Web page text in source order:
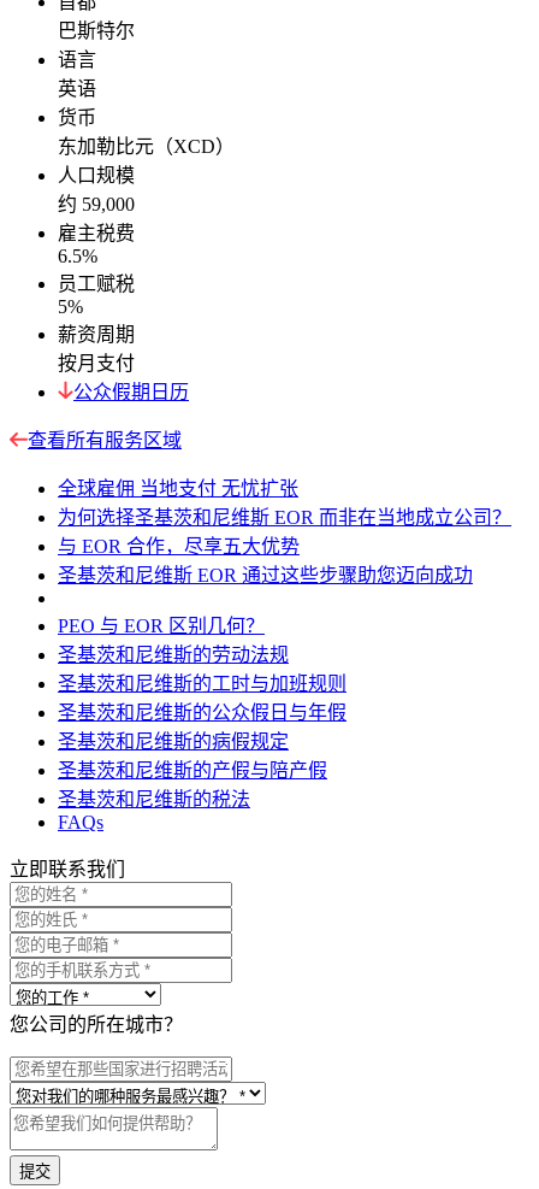
巴斯特尔
语言
英语
货币
东加勒比元（XCD）
人口规模
约 59,000
雇主税费
6.5%
员工赋税
5%
薪资周期
按月支付
公众假期日历
查看所有服务区域
全球雇佣 当地支付 无忧扩张
为何选择圣基茨和尼维斯 EOR 而非在当地成立公司？
与 EOR 合作，尽享五大优势
圣基茨和尼维斯 EOR 通过这些步骤助您迈向成功
PEO 与 EOR 区别几何？
圣基茨和尼维斯的劳动法规
圣基茨和尼维斯的工时与加班规则
圣基茨和尼维斯的公众假日与年假
圣基茨和尼维斯的病假规定
圣基茨和尼维斯的产假与陪产假
圣基茨和尼维斯的税法
FAQs
立即联系我们
您公司的所在城市？
提交